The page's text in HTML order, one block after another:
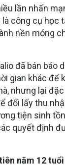
lần nhấn
công cụ học
nền móng
đã bán báo
gian khác để
nhưng lại
đổi lấy thu
tiện sinh
quyết định
năm 12